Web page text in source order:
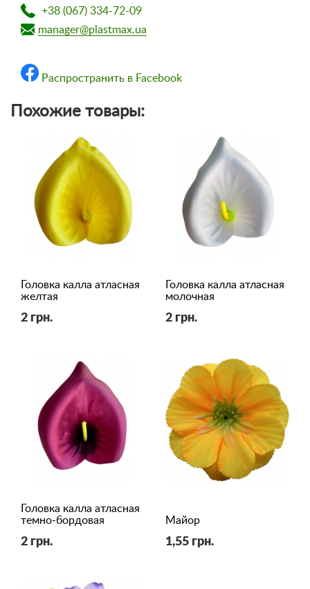
+38 (067) 334-72-09
manager@plastmax.ua
Распространить в Facebook
Похожие товары:
Головка калла атласная
желтая
2 грн.
Головка калла атласная
молочная
2 грн.
Головка калла атласная
темно-бордовая
2 грн.
Майор
1,55 грн.